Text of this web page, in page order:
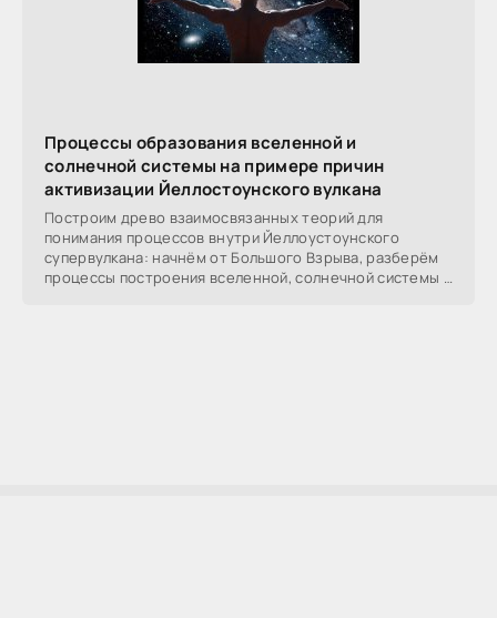
Процессы образования вселенной и
солнечной системы на примере причин
активизации Йеллостоунского вулкана
Построим древо взаимосвязанных теорий для
понимания процессов внутри Йеллоустоунского
супервулкана: начнём от Большого Взрыва, разберём
процессы построения вселенной, солнечной системы в